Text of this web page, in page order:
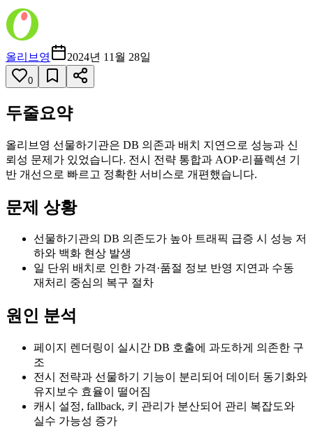
올리브영 2024년 11월 28일
0
두줄요약
올리브영 선물하기관은 DB 의존과 배치 지연으로 성능과 신
뢰성 문제가 있었습니다. 전시 전략 통합과 AOP·리플렉션 기
반 개선으로 빠르고 정확한 서비스로 개편했습니다.
문제 상황
선물하기관의 DB 의존도가 높아 트래픽 급증 시 성능 저
하와 백화 현상 발생
일 단위 배치로 인한 가격·품절 정보 반영 지연과 수동
재처리 중심의 복구 절차
원인 분석
페이지 렌더링이 실시간 DB 호출에 과도하게 의존한 구
조
전시 전략과 선물하기 기능이 분리되어 데이터 동기화와
유지보수 효율이 떨어짐
캐시 설정, fallback, 키 관리가 분산되어 관리 복잡도와
실수 가능성 증가